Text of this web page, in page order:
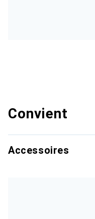
Convient
Accessoires